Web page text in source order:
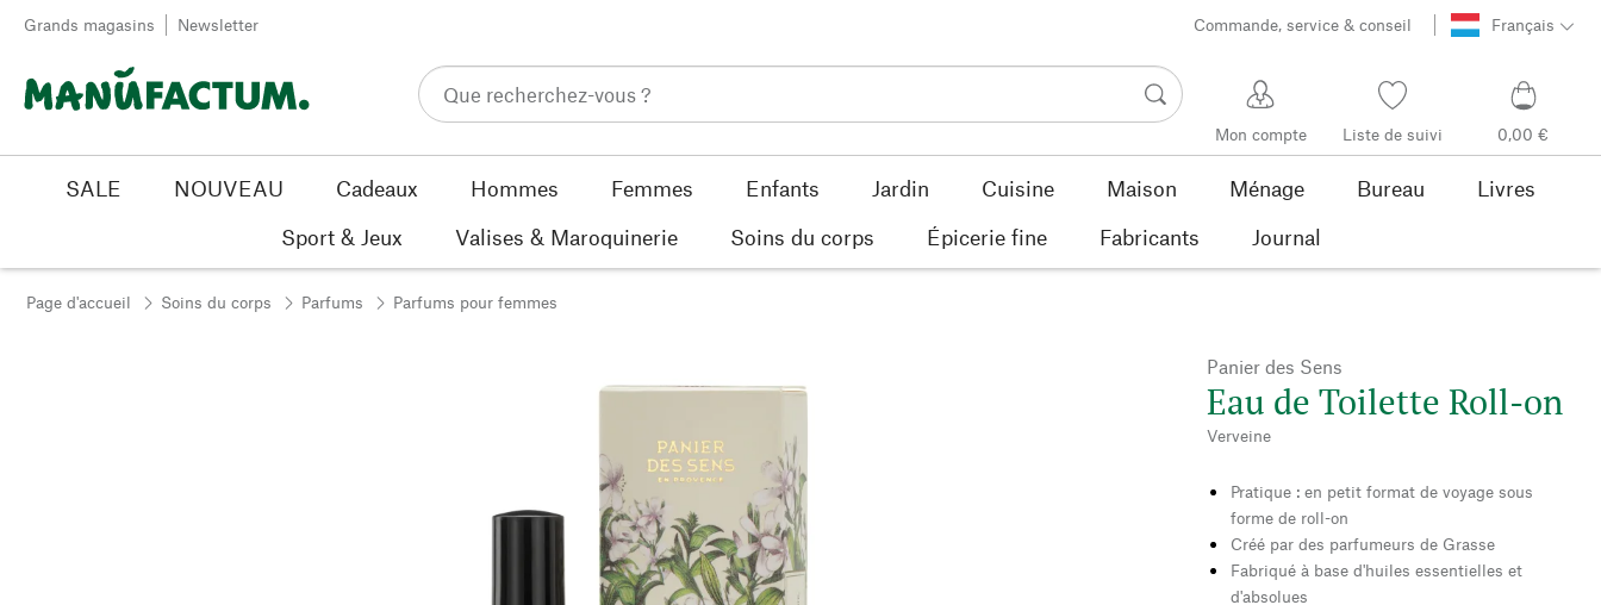
Passer au contenu
Grands magasins Newsletter Commande, service & conseil Français
Mon compte Liste de suivi 0,00 €
SALE NOUVEAU Cadeaux Hommes Femmes Enfants Jardin Cuisine Maison Ménage Bureau
Livres
Sport & Jeux
Valises & Maroquinerie Soins du corps Épicerie fine Fabricants Journal
Page d'accueil Soins du corps Parfums Parfums pour femmes
Panier des Sens
Eau de Toilette Roll-on
Verveine
Pratique : en petit format de voyage sous
forme de roll-on
Créé par des parfumeurs de Grasse
Fabriqué à base d'huiles essentielles et
d'absolues